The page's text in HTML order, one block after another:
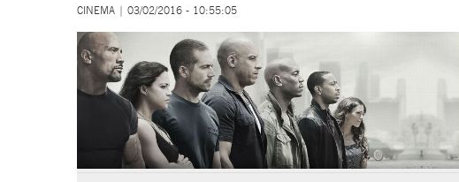
CINEMA | 03/02/2016 - 10:55:05